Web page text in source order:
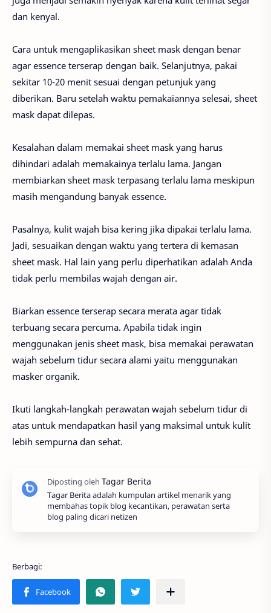
dan kenyal.
Cara untuk mengaplikasikan sheet mask dengan benar
agar essence terserap dengan baik. Selanjutnya, pakai
sekitar 10-20 menit sesuai dengan petunjuk yang
diberikan. Baru setelah waktu pemakaiannya selesai, sheet
mask dapat dilepas.
Kesalahan dalam memakai sheet mask yang harus
dihindari adalah memakainya terlalu lama. Jangan
membiarkan sheet mask terpasang terlalu lama meskipun
masih mengandung banyak essence.
Pasalnya, kulit wajah bisa kering jika dipakai terlalu lama.
Jadi, sesuaikan dengan waktu yang tertera di kemasan
sheet mask. Hal lain yang perlu diperhatikan adalah Anda
tidak perlu membilas wajah dengan air.
Biarkan essence terserap secara merata agar tidak
terbuang secara percuma. Apabila tidak ingin
menggunakan jenis sheet mask, bisa memakai perawatan
wajah sebelum tidur secara alami yaitu menggunakan
masker organik.
Ikuti langkah-langkah perawatan wajah sebelum tidur di
atas untuk mendapatkan hasil yang maksimal untuk kulit
lebih sempurna dan sehat.
Tagar Berita adalah kumpulan artikel menarik yang
membahas topik blog kecantikan, perawatan serta
blog paling dicari netizen